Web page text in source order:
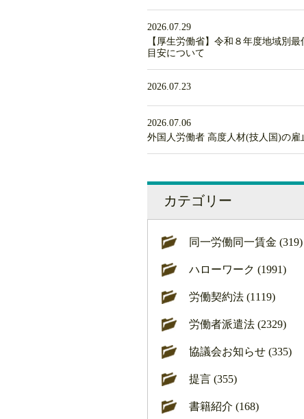
2026.07.29
【厚生労働省】令和８年度地域別
目安について
2026.07.23
2026.07.06
外国人労働者 高度人材(技人国)の雇
カテゴリー
同一労働同一賃金 (319)
ハローワーク (1991)
労働契約法 (1119)
労働者派遣法 (2329)
協議会お知らせ (335)
提言 (355)
書籍紹介 (168)